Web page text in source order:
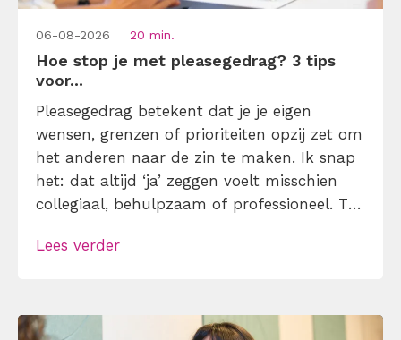
06-08-2026 20 min.
Hoe stop je met pleasegedrag? 3 tips
voor...
Pleasegedrag betekent dat je je eigen
wensen, grenzen of prioriteiten opzij zet om
het anderen naar de zin te maken. Ik snap
het: dat altijd ‘ja’ zeggen voelt misschien
collegiaal, behulpzaam of professioneel. Tot
andermans prioriteiten en je eigen werk
[…]
Lees verder